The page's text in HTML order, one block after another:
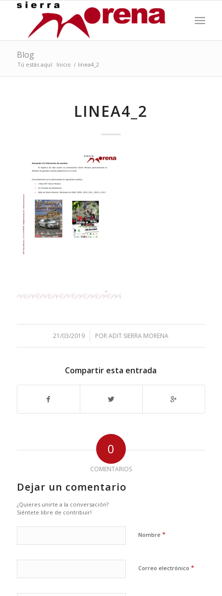
Blog
Tú estás aquí: Inicio / linea4_2
LINEA4_2
21/03/2019
/ PORADIT SIERRA MORENA
Compartir esta entrada
0
COMENTARIOS
Dejar un comentario
¿Quieres unirte a la conversación?
Siéntete libre de contribuir!
Nombre *
Correo electrónico *